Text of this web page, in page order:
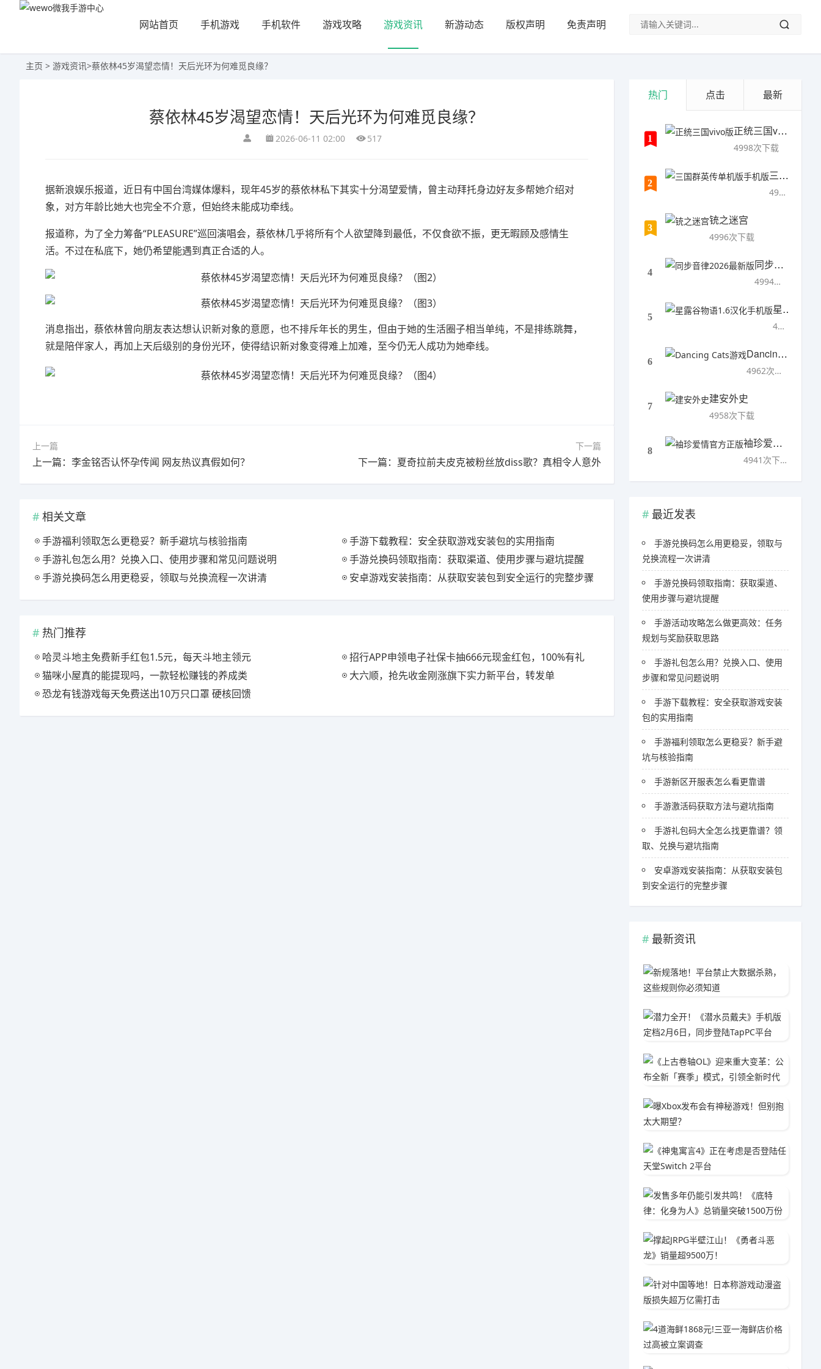
网站首页 手机游戏 手机软件 游戏攻略 游戏资讯 新游动态 版权声明 免责声明
主页 > 游戏资讯>蔡依林45岁渴望恋情！天后光环为何难觅良缘？
蔡依林45岁渴望恋情！天后光环为何难觅良缘？
2026-06-11 02:00 517
​​​​据新浪娱乐报道，近日有中国台湾媒体爆料，现年45岁的蔡依林私下其实十分渴望爱情，曾主动拜托身边好友多帮她介绍对
象，对方年龄比她大也完全不介意，但始终未能成功牵线。
报道称，为了全力筹备“PLEASURE”巡回演唱会，蔡依林几乎将所有个人欲望降到最低，不仅食欲不振，更无暇顾及感情生
活。不过在私底下，她仍希望能遇到真正合适的人。
消息指出，蔡依林曾向朋友表达想认识新对象的意愿，也不排斥年长的男生，但由于她的生活圈子相当单纯，不是排练跳舞，
就是陪伴家人，再加上天后级别的身份光环，使得结识新对象变得难上加难，至今仍无人成功为她牵线。
上一篇
上一篇：李金铭否认怀孕传闻 网友热议真假如何？
下一篇
下一篇：夏奇拉前夫皮克被粉丝放diss歌？真相令人意外
相关文章
手游福利领取怎么更稳妥？新手避坑与核验指南
手游下载教程：安全获取游戏安装包的实用指南
手游礼包怎么用？兑换入口、使用步骤和常见问题说明
手游兑换码领取指南：获取渠道、使用步骤与避坑提醒
手游兑换码怎么用更稳妥，领取与兑换流程一次讲清
安卓游戏安装指南：从获取安装包到安全运行的完整步骤
热门推荐
哈灵斗地主免费新手红包1.5元，每天斗地主领元
招行APP申领电子社保卡抽666元现金红包，100%有礼
猫咪小屋真的能提现吗，一款轻松赚钱的养成类
大六顺，抢先收金刚涨旗下实力新平台，转发单
恐龙有钱游戏每天免费送出10万只口罩 硬核回馈
热门 点击 最新
1
正统三国vivo版
4998次下载
2
三国群英传单机版手机版
4997次下载
3
铳之迷宫
4996次下载
4
同步音律2026最新版
4994次下载
5
星露谷物语1.6汉化手机版
4993次下载
6
Dancing Cats游戏
4962次下载
7
建安外史
4958次下载
8
袖珍爱情官方正版
4941次下载
最近发表
手游兑换码怎么用更稳妥，领取与
兑换流程一次讲清
手游兑换码领取指南：获取渠道、
使用步骤与避坑提醒
手游活动攻略怎么做更高效：任务
规划与奖励获取思路
手游礼包怎么用？兑换入口、使用
步骤和常见问题说明
手游下载教程：安全获取游戏安装
包的实用指南
手游福利领取怎么更稳妥？新手避
坑与核验指南
手游新区开服表怎么看更靠谱
手游激活码获取方法与避坑指南
手游礼包码大全怎么找更靠谱？领
取、兑换与避坑指南
安卓游戏安装指南：从获取安装包
到安全运行的完整步骤
最新资讯